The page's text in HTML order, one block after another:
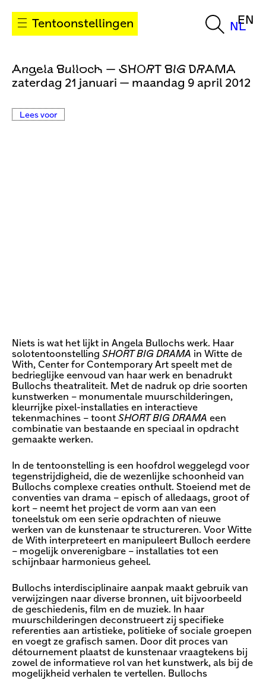
Tentoonstellingen NL
EN
Angela Bulloch — SHORT BIG DRAMA
zaterdag 21 januari — maandag 9 april 2012
Lees voor
Niets is wat het lijkt in Angela Bullochs werk. Haar
solotentoonstelling SHORT BIG DRAMA in Witte de
With, Center for Contemporary Art speelt met de
bedrieglijke eenvoud van haar werk en benadrukt
Bullochs theatraliteit. Met de nadruk op drie soorten
kunstwerken – monumentale muurschilderingen,
kleurrijke pixel-installaties en interactieve
tekenmachines – toont SHORT BIG DRAMA een
combinatie van bestaande en speciaal in opdracht
gemaakte werken.
In de tentoonstelling is een hoofdrol weggelegd voor
tegenstrijdigheid, die de wezenlijke schoonheid van
Bullochs complexe creaties onthult. Stoeiend met de
conventies van drama – episch of alledaags, groot of
kort – neemt het project de vorm aan van een
toneelstuk om een serie opdrachten of nieuwe
werken van de kunstenaar te structureren. Voor Witte
de With interpreteert en manipuleert Bulloch eerdere
– mogelijk onverenigbare – installaties tot een
schijnbaar harmonieus geheel.
Bullochs interdisciplinaire aanpak maakt gebruik van
verwijzingen naar diverse bronnen, uit bijvoorbeeld
de geschiedenis, film en de muziek. In haar
muurschilderingen deconstrueert zij specifieke
referenties aan artistieke, politieke of sociale groepen
en voegt ze grafisch samen. Door dit proces van
détournement plaatst de kunstenaar vraagtekens bij
zowel de informatieve rol van het kunstwerk, als bij de
mogelijkheid verhalen te vertellen. Bullochs